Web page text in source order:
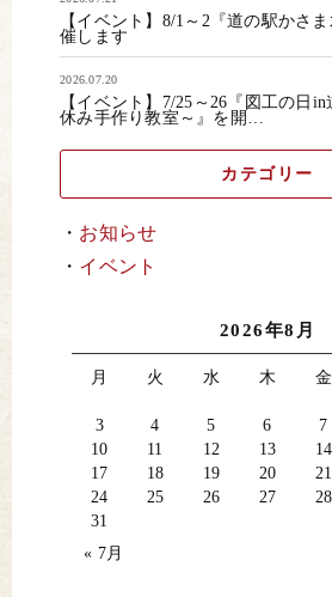
【イベント】8/1～2『道の駅かさ
催します
2026.07.20
【イベント】7/25～26『図工の日
休み手作り教室～』を開…
カテゴリー
お知らせ
イベント
2026年8月
月 火 水 木 金
3
4 5 6 7
10
11 12 13 14
17
18 19 20 21
24
25 26 27 28
31
« 7月